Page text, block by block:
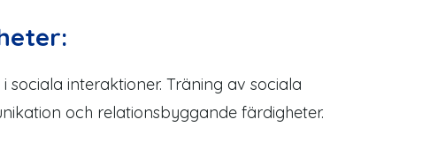
i sociala interaktioner. Träning av sociala
och relationsbyggande färdigheter.